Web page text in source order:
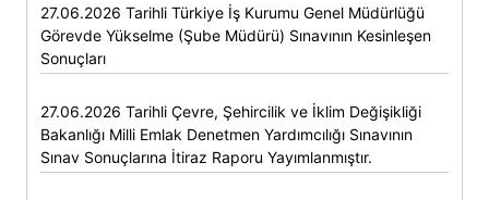
27.06.2026 Tarihli Türkiye İş Kurumu Genel Müdürlüğü
Görevde Yükselme (Şube Müdürü) Sınavının Kesinleşen
Sonuçları
27.06.2026 Tarihli Çevre, Şehircilik ve İklim Değişikliği
Bakanlığı Milli Emlak Denetmen Yardımcılığı Sınavının
Sınav Sonuçlarına İtiraz Raporu Yayımlanmıştır.